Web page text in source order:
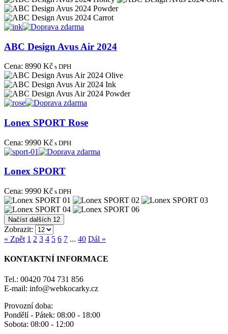
ABC Design Avus Air 2024
Cena: 8990 Kč s DPH
Lonex SPORT Rose
Cena: 9990 Kč s DPH
Lonex SPORT
Cena: 9990 Kč s DPH
Načíst dalších 12
Zobrazit:
« Zpět 1 2 3 4 5 6 7 ... 40 Dál »
KONTAKTNÍ INFORMACE
Tel.: 00420 704 731 856
E-mail: info@webkocarky.cz
Provozní doba:
Pondělí - Pátek: 08:00 - 18:00
Sobota: 08:00 - 12:00